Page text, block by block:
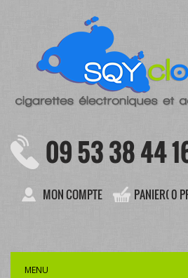
09 53 38 44
MON COMPTE PANIER( 0
MENU